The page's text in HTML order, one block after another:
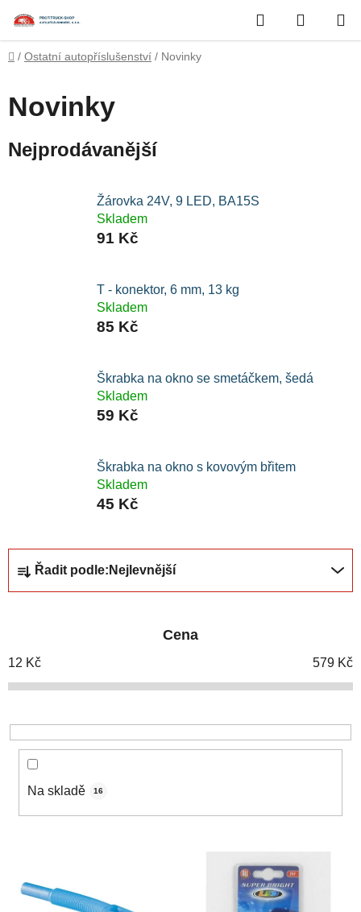
obsah
Hledat
KOŠÍK
Domů
/ Ostatní autopříslušenství / Novinky
Novinky
Nejprodávanější
Žárovka 24V, 9 LED, BA15S
Skladem
91 Kč
T - konektor, 6 mm, 13 kg
Skladem
85 Kč
Škrabka na okno se smetáčkem, šedá
Skladem
59 Kč
Škrabka na okno s kovovým břitem
Skladem
45 Kč
í
p
o
d
Řadit podle: Nejlevnější
Cena
12 Kč 579 Kč
Na skladě 16